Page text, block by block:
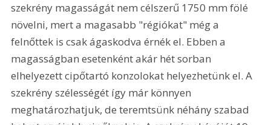
szekrény magasságát nem célszerű 1750 mm fölé
növelni, mert a magasabb "régiókat" még a
felnőttek is csak ágaskodva érnék el. Ebben a
magasságban esetenként akár hét sorban
elhelyezett cipőtartó konzolokat helyezhetünk el. A
szekrény szélességét így már könnyen
meghatározhatjuk, de teremtsünk néhány szabad